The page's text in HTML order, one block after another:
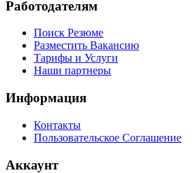
Работодателям
Поиск Резюме
Разместить Вакансию
Тарифы и Услуги
Наши партнеры
Информация
Контакты
Пользовательское Соглашение
Аккаунт